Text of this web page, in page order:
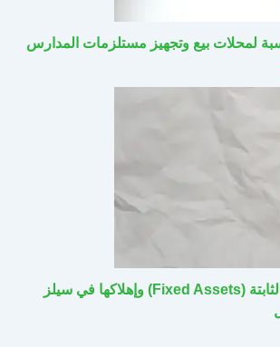
لمحلات بيع وتجهيز مستلزمات المدارس
كيف تدير الأصول الثابتة (Fixed Assets) وإهلاكها في سيلز